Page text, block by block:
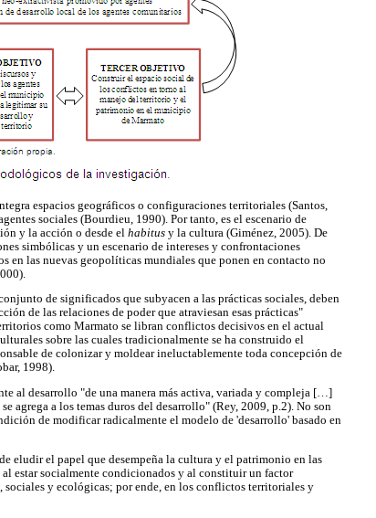
espacios geográficos o configuraciones territoriales (Santos,
sociales (Bourdieu, 1990). Por tanto, es el escenario de
y la acción o desde el habitus y la cultura (Giménez, 2005). De
simbólicas y un escenario de intereses y confrontaciones
las nuevas geopolíticas mundiales que ponen en contacto no
de significados que subyacen a las prácticas sociales, deben
de las relaciones de poder que atraviesan esas prácticas"
como Marmato se libran conflictos decisivos en el actual
sobre las cuales tradicionalmente se ha construido el
de colonizar y moldear ineluctablemente toda concepción de
1998).
al desarrollo "de una manera más activa, variada y compleja […]
agrega a los temas duros del desarrollo" (Rey, 2009, p.2). No son
de modificar radicalmente el modelo de 'desarrollo' basado en
eludir el papel que desempeña la cultura y el patrimonio en las
estar socialmente condicionados y al constituir un factor
y ecológicas; por ende, en los conflictos territoriales y